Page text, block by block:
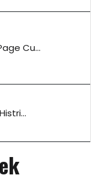
Cu...